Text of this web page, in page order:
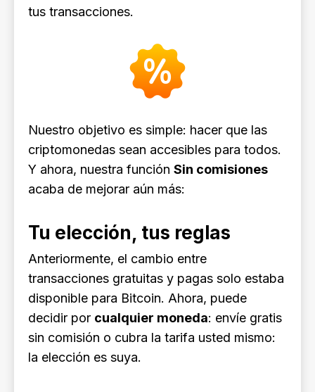
tus transacciones.
Nuestro objetivo es simple: hacer que las
criptomonedas sean accesibles para todos.
Y ahora, nuestra función Sin comisiones
acaba de mejorar aún más:
Tu elección, tus reglas
Anteriormente, el cambio entre
transacciones gratuitas y pagas solo estaba
disponible para Bitcoin. Ahora, puede
decidir por cualquier moneda: envíe gratis
sin comisión o cubra la tarifa usted mismo:
la elección es suya.